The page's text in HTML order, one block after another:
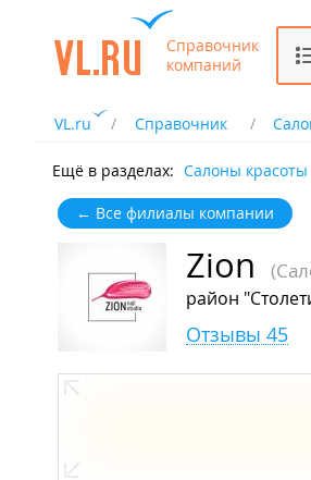
Справочник
компаний
VL.ru Справочник
Ещё в разделах: Салоны
← Все филиалы компании
Zion
район
Отзывы 45